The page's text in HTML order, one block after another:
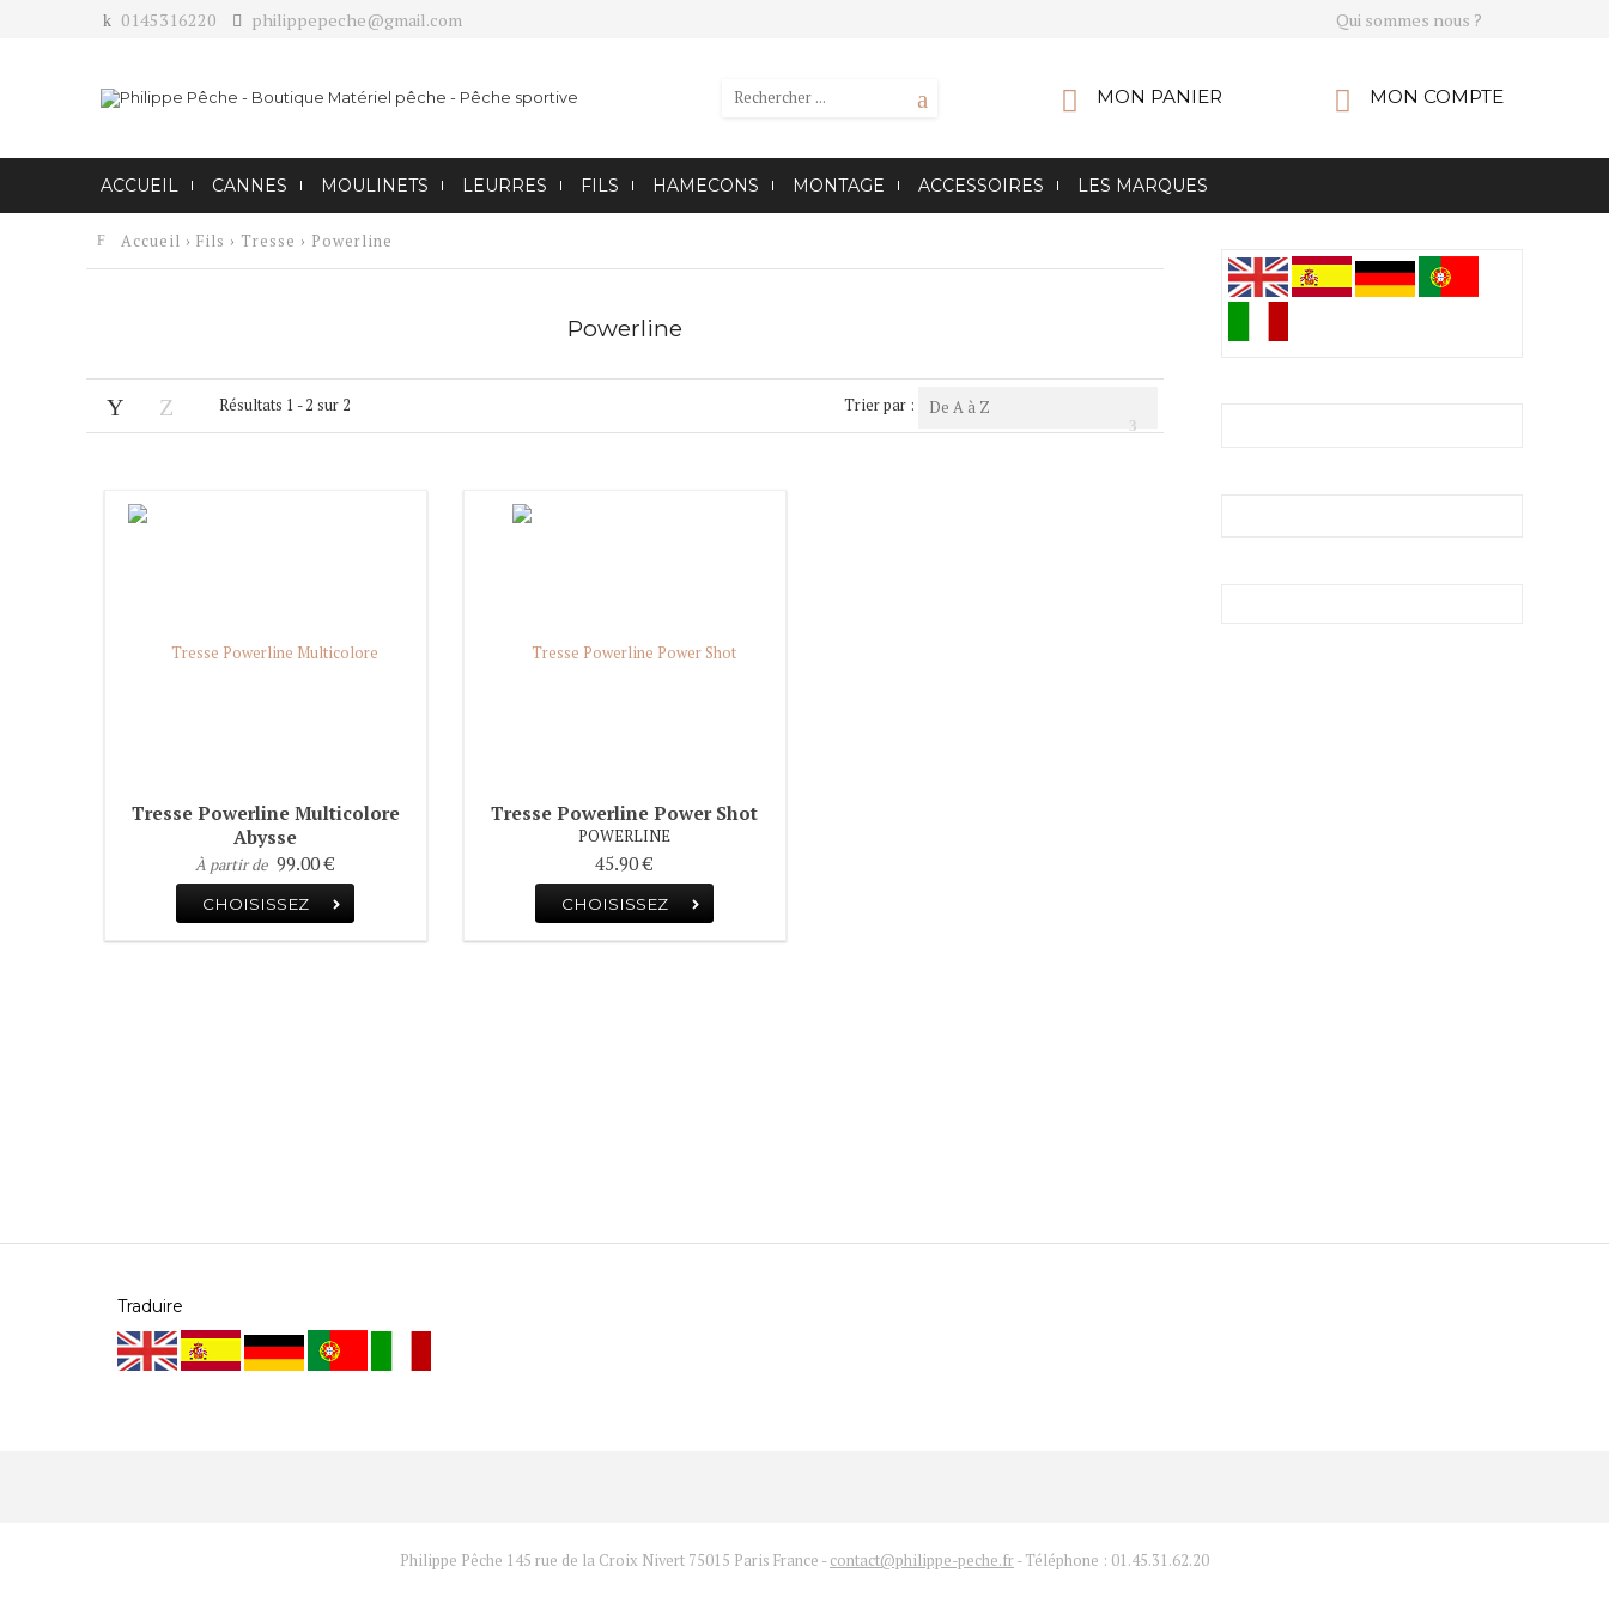
0145316220 philippepeche@gmail.com Qui sommes nous ?
MON PANIER MON COMPTE
ACCUEIL CANNES MOULINETS LEURRES FILS HAMECONS MONTAGE ACCESSOIRES LES MARQUES
Accueil › Fils › Tresse › Powerline
Powerline
Résultats 1 - 2 sur 2 Trier par : De A à Z
Tresse Powerline Multicolore
Abysse
POWERLINE
À partir de 99.00 €
CHOISISSEZ
Tresse Powerline Power Shot
POWERLINE
45.90 €
CHOISISSEZ
Traduire
Philippe Pêche 145 rue de la Croix Nivert 75015 Paris France -contact@philippe-peche.fr- Téléphone : 01.45.31.62.20